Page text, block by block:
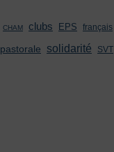
CHAM clubs EPS français
pastorale solidarité SVT